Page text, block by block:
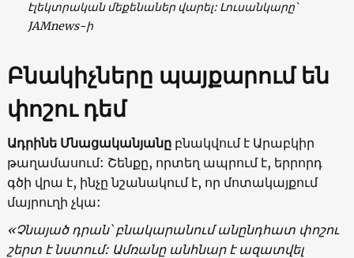
էլեկտրական մեքենաներ վարել: Լուսանկարը՝
JAMnews-ի
Բնակիչները պայքարում են
փոշու դեմ
Ադրինե Մնացականյանը բնակվում է Արաբկիր
թաղամասում: Շենքը, որտեղ ապրում է, երրորդ
գծի վրա է, ինչը նշանակում է, որ մոտակայքում
մայրուղի չկա:
«Չնայած դրան՝ բնակարանում անընդհատ փոշու
շերտ է նստում: Ամռանը անհնար է ազատվել